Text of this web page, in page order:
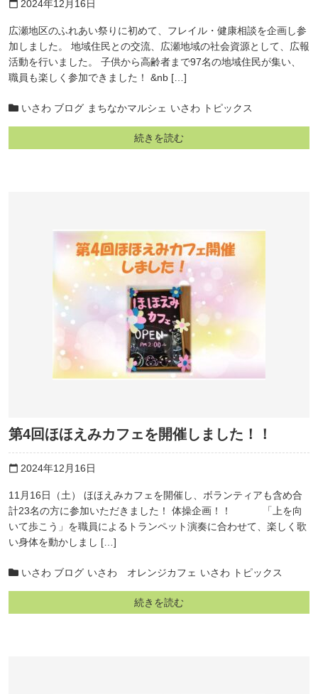
calendar_today 2024年12月16日
広瀬地区のふれあい祭りに初めて、フレイル・健康相談を企画し参
加しました。 地域住民との交流、広瀬地域の社会資源として、広報
活動を行いました。 子供から高齢者まで97名の地域住民が集い、
職員も楽しく参加できました！ &nb […]
いさわ ブログ まちなかマルシェ いさわ トピックス
続きを読む
第4回ほほえみカフェを開催しました！！
calendar_today 2024年12月16日
11月16日（土） ほほえみカフェを開催し、ボランティアも含め合
計23名の方に参加いただきました！ 体操企画！！ 「上を向
いて歩こう」を職員によるトランペット演奏に合わせて、楽しく歌
い身体を動かしまし […]
いさわ ブログ いさわ オレンジカフェ いさわ トピックス
続きを読む